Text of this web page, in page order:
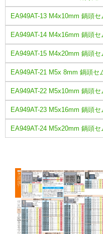
EA949AT-13 M4x10mm 鍋頭
EA949AT-14 M4x16mm 鍋頭
EA949AT-15 M4x20mm 鍋頭
EA949AT-21 M5x 8mm 鍋頭セ
EA949AT-22 M5x10mm 鍋頭
EA949AT-23 M5x16mm 鍋頭
EA949AT-24 M5x20mm 鍋頭